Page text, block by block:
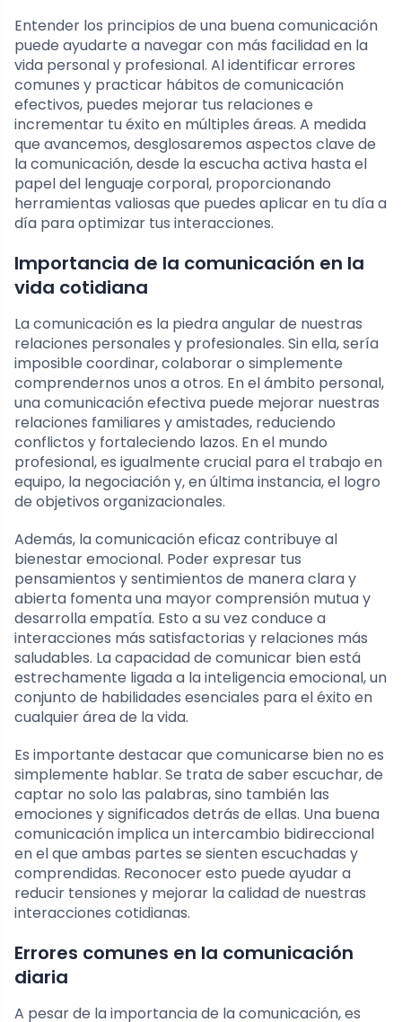
Entender los principios de una buena comunicación
puede ayudarte a navegar con más facilidad en la
vida personal y profesional. Al identificar errores
comunes y practicar hábitos de comunicación
efectivos, puedes mejorar tus relaciones e
incrementar tu éxito en múltiples áreas. A medida
que avancemos, desglosaremos aspectos clave de
la comunicación, desde la escucha activa hasta el
papel del lenguaje corporal, proporcionando
herramientas valiosas que puedes aplicar en tu día a
día para optimizar tus interacciones.
Importancia de la comunicación en la
vida cotidiana
La comunicación es la piedra angular de nuestras
relaciones personales y profesionales. Sin ella, sería
imposible coordinar, colaborar o simplemente
comprendernos unos a otros. En el ámbito personal,
una comunicación efectiva puede mejorar nuestras
relaciones familiares y amistades, reduciendo
conflictos y fortaleciendo lazos. En el mundo
profesional, es igualmente crucial para el trabajo en
equipo, la negociación y, en última instancia, el logro
de objetivos organizacionales.
Además, la comunicación eficaz contribuye al
bienestar emocional. Poder expresar tus
pensamientos y sentimientos de manera clara y
abierta fomenta una mayor comprensión mutua y
desarrolla empatía. Esto a su vez conduce a
interacciones más satisfactorias y relaciones más
saludables. La capacidad de comunicar bien está
estrechamente ligada a la inteligencia emocional, un
conjunto de habilidades esenciales para el éxito en
cualquier área de la vida.
Es importante destacar que comunicarse bien no es
simplemente hablar. Se trata de saber escuchar, de
captar no solo las palabras, sino también las
emociones y significados detrás de ellas. Una buena
comunicación implica un intercambio bidireccional
en el que ambas partes se sienten escuchadas y
comprendidas. Reconocer esto puede ayudar a
reducir tensiones y mejorar la calidad de nuestras
interacciones cotidianas.
Errores comunes en la comunicación
diaria
A pesar de la importancia de la comunicación, es